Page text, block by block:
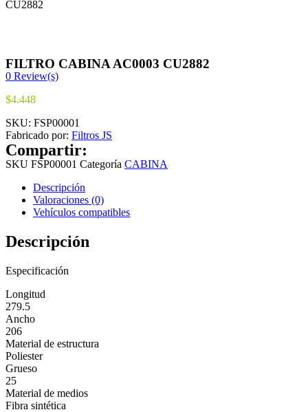
CU2882
FILTRO CABINA AC0003 CU2882
0 Review(s)
$4.448
SKU: FSP00001
Fabricado por: Filtros JS
Compartir:
SKU FSP00001 Categoría CABINA
Descripción
Valoraciones (0)
Vehículos compatibles
Descripción
Especificación
Longitud
279.5
Ancho
206
Material de estructura
Poliester
Grueso
25
Material de medios
Fibra sintética